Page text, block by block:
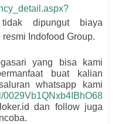
dipungut biaya
resmi Indofood Group.
yang bisa kami
buat kalian
whatsapp kami
0029Vb1QNxb4IBhO68
dan follow juga